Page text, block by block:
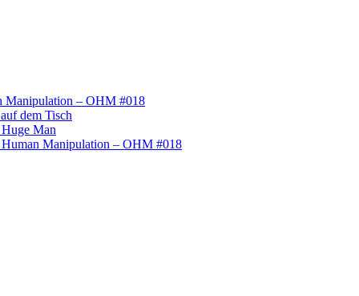
Manipulation – OHM #018
dem Tisch
Man
Manipulation – OHM #018